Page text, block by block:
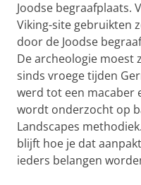
Joodse begraafplaats.
Viking-site gebruikten
door de Joodse
De archeologie moest
sinds vroege tijden
werd tot een macaber
wordt onderzocht op
Landscapes
blijft hoe je dat
ieders belangen